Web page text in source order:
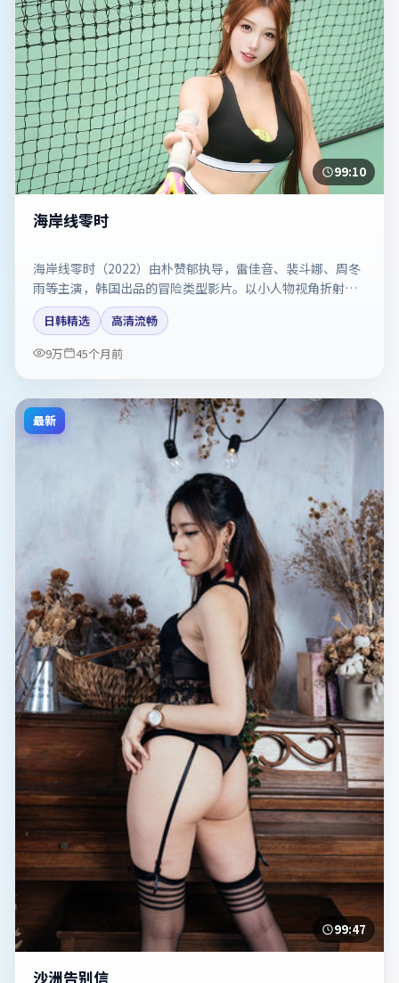
99:10
海岸线零时
海岸线零时（2022）由朴赞郁执导，雷佳音、裴斗娜、周冬
雨等主演，韩国出品的冒险类型影片。以小人物视角折射时
代切片。剧情简介与主创信息可供检索参考，上映日期以片
方资料为准。
日韩精选
高清流畅
9万
45个月前
最新
99:47
沙洲告别信